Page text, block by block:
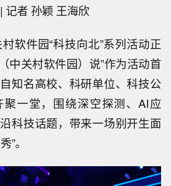
记者 孙颖 王海欣
软件园“科技向北”系列活动正
中关村软件园）说”作为活动首
知名高校、科研单位、科技公
一堂，围绕深空探测、AI应
科技话题，带来一场别开生面
”。